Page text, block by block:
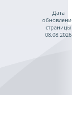
Дата
страницы
08.08.2026